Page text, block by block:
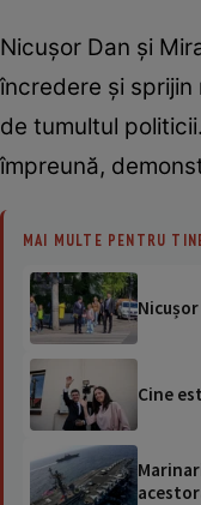
Nicușor Dan și
încredere și
de tumultul
împreună,
MAI MULTE PENTRU
Cine